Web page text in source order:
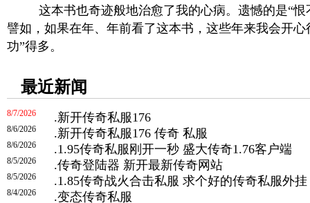
这本书也奇迹般地治愈了我的心病。遗憾的是“
譬如，如果在年、年前看了这本书，这些年来我会开心
功”得多。
最近新闻
.新开传奇私服176
8/7/2026
.新开传奇私服176 传奇 私服
8/6/2026
.1.95传奇私服刚开一秒 盛大传奇1.76客户端
8/6/2026
.传奇登陆器 新开最新传奇网站
8/5/2026
.1.85传奇战火合击私服 求个好的传奇私服外挂
8/5/2026
.变态传奇私服
8/4/2026